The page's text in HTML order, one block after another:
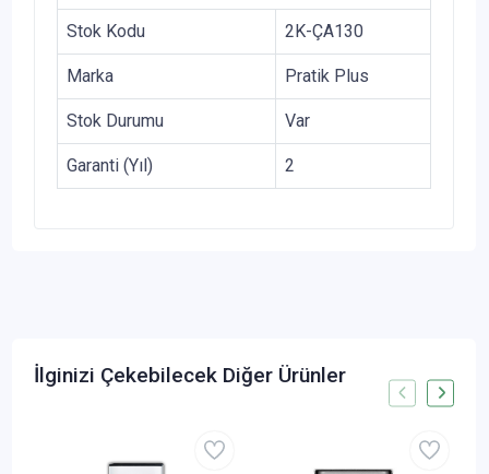
Stok Kodu 2K-ÇA130
Marka Pratik Plus
Stok Durumu Var
Garanti (Yıl) 2
İlginizi Çekebilecek Diğer Ürünler